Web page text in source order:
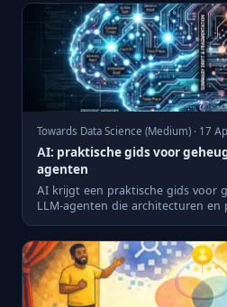
Towards Data Science (Medium) · 17
AI: praktische gids voor
agenten
AI krijgt een praktische gids voor
LLM-agenten die architecturen